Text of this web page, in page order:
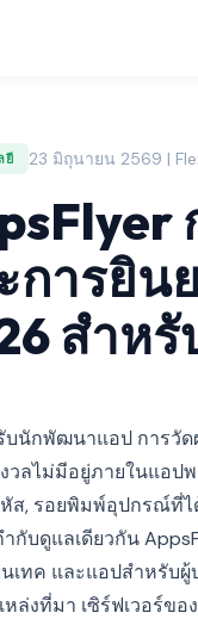
ยี 23 มิถุนายน 2569 |
การยิน
สำห
บนักพัฒนาแอป การวัด
วลไม่มีอยู่ภายในแอป
หัส, รอยพิมพ์อุปกรณ์ที่
ำกับดูแลเดียวกัน
เทค และแอปสำหรับผู้
หล่งที่มา เซิร์ฟเวอร์ข